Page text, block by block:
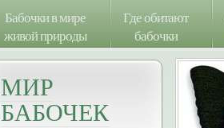
Бабочки в мире
живой природы
Где обитают
бабочки
МИР
БАБОЧЕК